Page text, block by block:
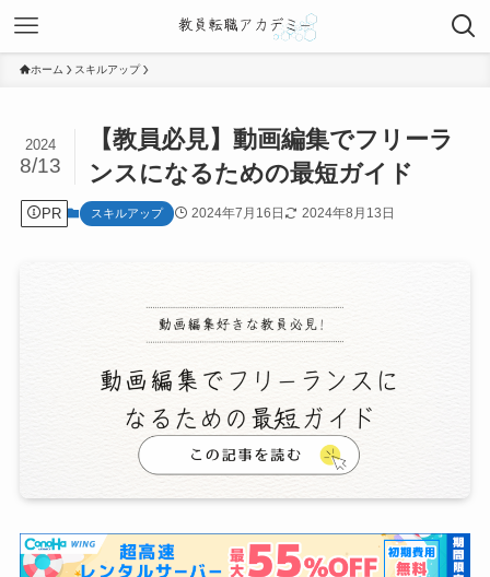
ホーム スキルアップ
【教員必見】動画編集でフリーラ
ンスになるための最短ガイド
2024
8/13
PR スキルアップ 2024年7月16日 2024年8月13日